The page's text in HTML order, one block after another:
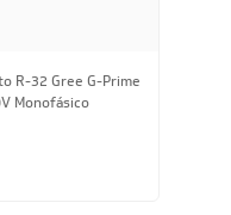
R-32 Gree G-Prime
Monofásico